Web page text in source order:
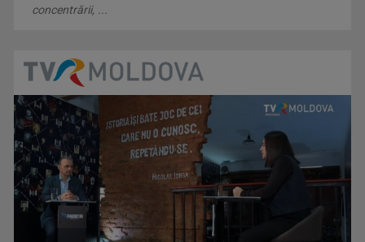
BIRUITORII
Sâmbătă, ora 8.30, la TVR3.
MIHAI OVIDIU ENEA "Ca să faci bine, fă ce-ți place!"
concentrării, ...